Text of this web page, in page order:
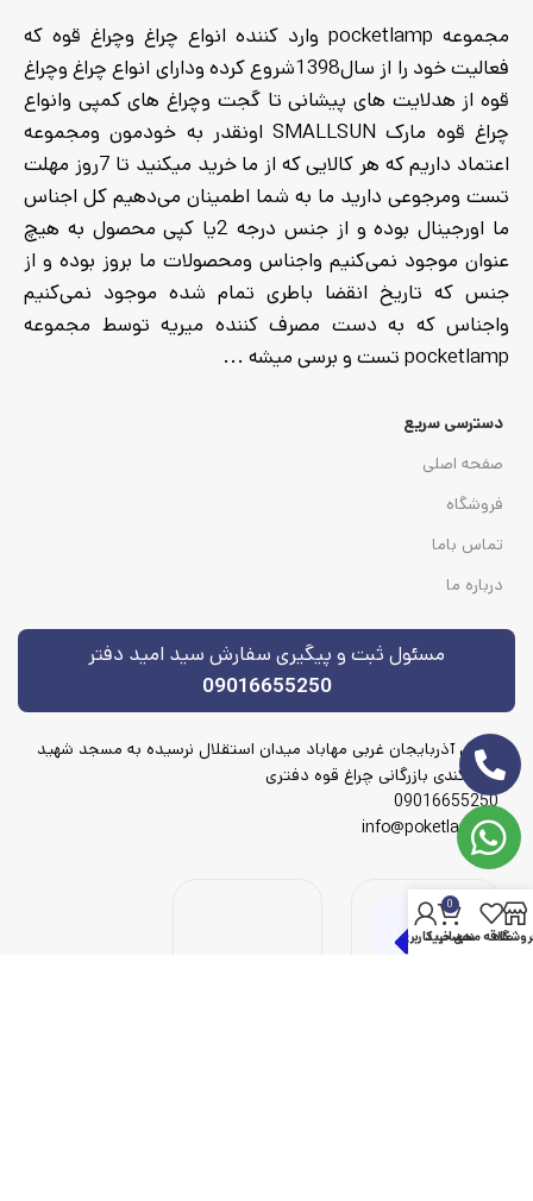
قابلیت شارژ تایپ سی
منبع تغذیه باتری
مجموعه pocketlamp وارد کننده انواع چراغ وچراغ قوه که
فعالیت خود را از سال1398شروع کرده ودارای انواع چراغ وچراغ
قوه از هدلایت های پیشانی تا گجت وچراغ های کمپی وانواع
چراغ قوه مارک SMALLSUN اونقدر به خودمون ومجموعه
اعتماد داریم که هر کالایی که از ما خرید میکنید تا 7روز مهلت
تست ومرجوعی دارید ما به شما اطمینان می‌دهیم کل اجناس
ما اورجینال بوده و از جنس درجه 2یا کپی محصول به هیچ
عنوان موجود نمی‌کنیم واجناس ومحصولات ما بروز بوده و از
جنس که تاریخ انقضا باطری تمام شده موجود نمی‌کنیم
واجناس که به دست مصرف کننده میریه توسط مجموعه
pocketlamp تست و برسی میشه ...
دسترسی سریع
صفحه اصلی
فروشگاه
تماس باما
درباره ما
مسئول ثبت و پیگیری سفارش سید امید دفتر
09016655250
آدرس آذربایجان غربی مهاباد میدان استقلال نرسیده به مسجد شهید
شهریکندی بازرگانی چراغ قوه دفتری
09016655250
info@poketlamp.ir
علاقه مندی
0
سبد خرید
حساب کاربری من